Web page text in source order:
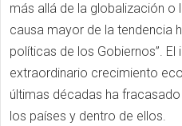
más allá de la globalización o
causa mayor de la tendencia
políticas de los Gobiernos”. El
extraordinario crecimiento
últimas décadas ha
los países y dentro de ellos.